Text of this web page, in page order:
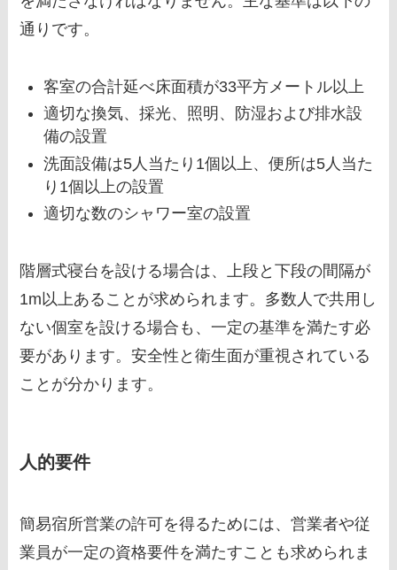
通りです。
客室の合計延べ床面積が33平方メートル以上
適切な換気、採光、照明、防湿および排水設
備の設置
洗面設備は5人当たり1個以上、便所は5人当た
り1個以上の設置
適切な数のシャワー室の設置
階層式寝台を設ける場合は、上段と下段の間隔が
1m以上あることが求められます。多数人で共用し
ない個室を設ける場合も、一定の基準を満たす必
要があります。安全性と衛生面が重視されている
ことが分かります。
人的要件
簡易宿所営業の許可を得るためには、営業者や従
業員が一定の資格要件を満たすことも求められま